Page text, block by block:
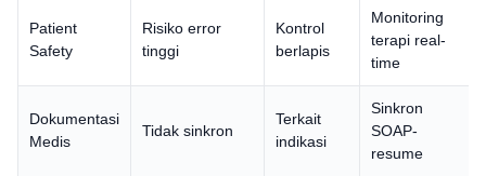
Patient
Safety
Risiko error
tinggi
Kontrol
berlapis
Monitoring
terapi real-
time
Dokumentasi
Medis
Tidak sinkron
Terkait
indikasi
Sinkron
SOAP-
resume